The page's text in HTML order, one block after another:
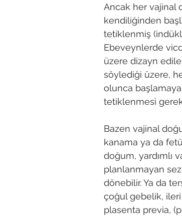
Ancak her vajinal
kendiliğinden
tetiklenmiş
Ebeveynlerde
üzere dizayn
söylediği üzere,
olunca
tetiklenmesi
Bazen vajinal
kanama ya da
doğum, yardımlı
planlanmayan
dönebilir. Ya da
çoğul gebelik,
plasenta previa,